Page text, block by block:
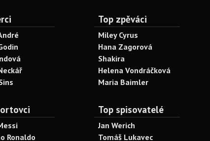
Top zpěváci
Miley Cyrus
Hana Zagorová
Shakira
Helena Vondráčková
Maria Baimler
Ronaldo
Top spisovatelé
Jan Werich
Tomáš Lukavec